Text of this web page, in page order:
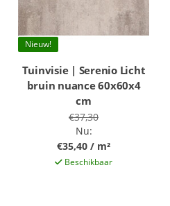
Nieuw!
Tuinvisie | Serenio Licht
bruin nuance 60x60x4
cm
€37,30
Nu:
€35,40 / m²
Beschikbaar